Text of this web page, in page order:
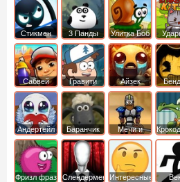
Стикмен 3 Панды Улитка Боб
отряд
Сабвей
Серф
Гравити
Фолз
Айзек
Андертейл
Баранчик
Шон
Мечи и
Сандали
Фризл фраз Слендермен Интересные